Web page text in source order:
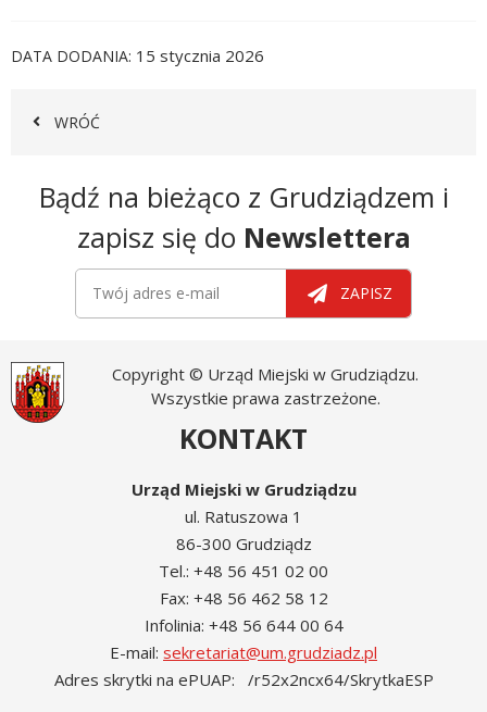
DATA DODANIA 15 stycznia 2026
WRÓĆ
Newsletter
Bądź na bieżąco z Grudziądzem i
zapisz się do Newslettera
Newsletter
Twój adres e-mail
ZAPISZ
Copyright © Urząd Miejski w Grudziądzu.
Wszystkie prawa zastrzeżone.
KONTAKT
Urząd Miejski w Grudziądzu
ul. Ratuszowa 1
86-300 Grudziądz
Tel.: +48 56 451 02 00
Fax: +48 56 462 58 12
Infolinia: +48 56 644 00 64
E-mail: sekretariat@um.grudziadz.pl
Adres skrytki na ePUAP: /r52x2ncx64/SkrytkaESP